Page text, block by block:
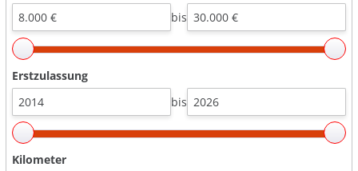
bis
Erstzulassung
bis
Kilometer